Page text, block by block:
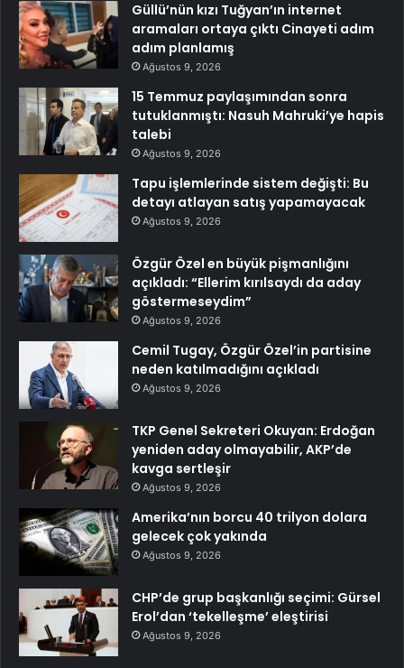
Güllü’nün kızı Tuğyan’ın internet
aramaları ortaya çıktı Cinayeti adım
adım planlamış
Ağustos 9, 2026
15 Temmuz paylaşımından sonra
tutuklanmıştı: Nasuh Mahruki’ye hapis
talebi
Ağustos 9, 2026
Tapu işlemlerinde sistem değişti: Bu
detayı atlayan satış yapamayacak
Ağustos 9, 2026
Özgür Özel en büyük pişmanlığını
açıkladı: “Ellerim kırılsaydı da aday
göstermeseydim”
Ağustos 9, 2026
Cemil Tugay, Özgür Özel’in partisine
neden katılmadığını açıkladı
Ağustos 9, 2026
TKP Genel Sekreteri Okuyan: Erdoğan
yeniden aday olmayabilir, AKP’de
kavga sertleşir
Ağustos 9, 2026
Amerika’nın borcu 40 trilyon dolara
gelecek çok yakında
Ağustos 9, 2026
CHP’de grup başkanlığı seçimi: Gürsel
Erol’dan ‘tekelleşme’ eleştirisi
Ağustos 9, 2026